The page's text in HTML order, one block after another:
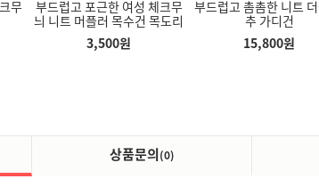
부드럽고 포근한 여성 체크무
늬 니트 머플러 목수건 목도리
원
부드럽고 촘촘한 니트 더블 단
추 가디건
15,800원
상품문의(0)